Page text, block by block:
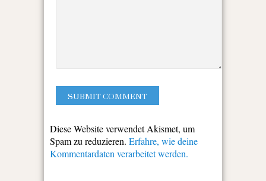
Diese Website verwendet Akismet, um
Spam zu reduzieren. Erfahre, wie deine
Kommentardaten verarbeitet werden.